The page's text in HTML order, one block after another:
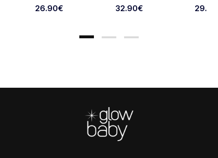
75ml
26.90€
Sun Serum SPF50+
32.90€
Cream
29.90